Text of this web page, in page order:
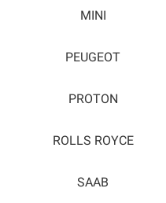
MINI
PEUGEOT
PROTON
ROLLS ROYCE
SAAB